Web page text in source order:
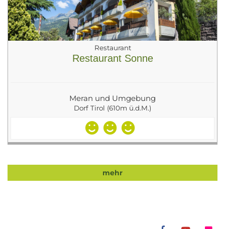
Restaurant
Restaurant Sonne
Meran und Umgebung
Dorf Tirol (610m ü.d.M.)
mehr